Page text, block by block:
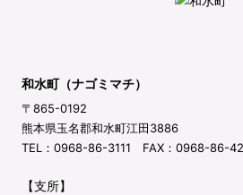
和水町（ナゴミマチ）
〒865-0192
熊本県玉名郡和水町江田3886
TEL：0968-86-3111 FAX：0968-86-
【支所】